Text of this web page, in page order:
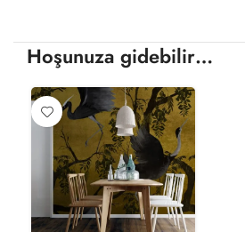
Hoşunuza gidebilir…